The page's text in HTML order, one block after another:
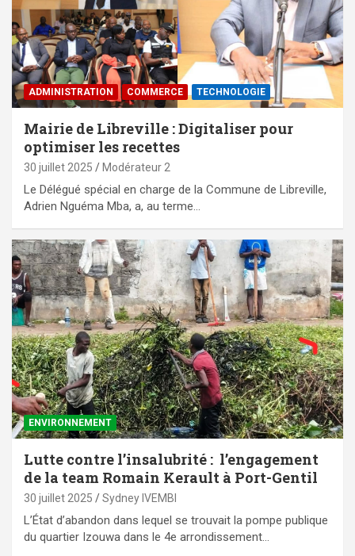
ADMINISTRATION COMMERCE TECHNOLOGIE
Mairie de Libreville : Digitaliser pour
optimiser les recettes
30 juillet 2025 Modérateur 2
Le Délégué spécial en charge de la Commune de Libreville,
Adrien Nguéma Mba, a, au terme…
ENVIRONNEMENT
Lutte contre l’insalubrité : l’engagement
de la team Romain Kerault à Port-Gentil
30 juillet 2025 Sydney IVEMBI
L’État d’abandon dans lequel se trouvait la pompe publique
du quartier Izouwa dans le 4e arrondissement…